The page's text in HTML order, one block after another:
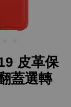
皮革保
蓋選轉